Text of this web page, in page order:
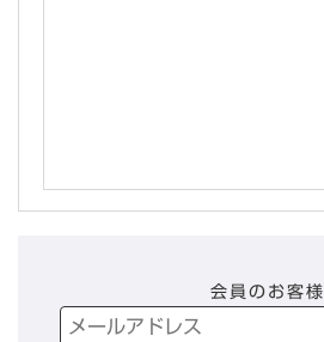
会員のお客様